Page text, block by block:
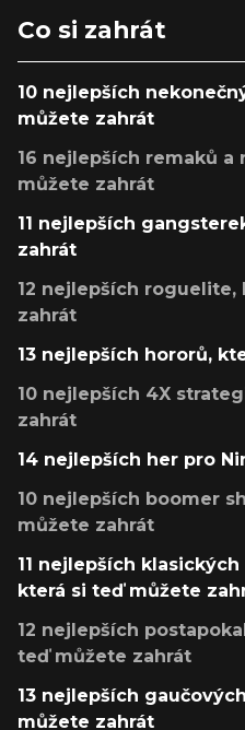
Co si zahrát
10 nejlepších
můžete zahrát
16 nejlepších remaků
můžete zahrát
11 nejlepších
zahrát
12 nejlepších
zahrát
13 nejlepších hororů,
10 nejlepších 4X
zahrát
14 nejlepších her pro
10 nejlepších boomer
můžete zahrát
11 nejlepších
která si teď můžete
12 nejlepších
teď můžete zahrát
13 nejlepších
můžete zahrát